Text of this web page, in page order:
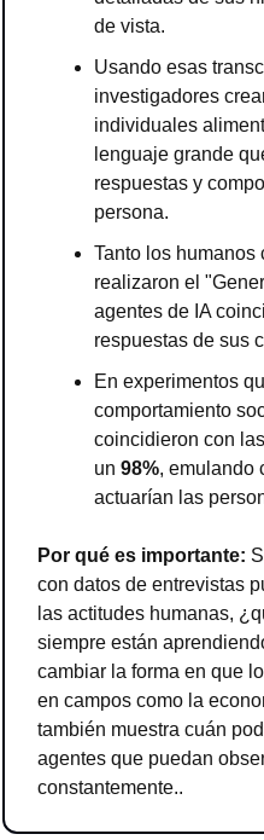
de vista.
Usando esas
investigadores
individuales
lenguaje grande
respuestas y
persona.
Tanto los humanos
realizaron el
agentes de IA
respuestas de sus
En experimentos
comportamiento
coincidieron con
un 98%, emulando
actuarían las
Por qué es importante:
con datos de entrevistas
las actitudes humanas,
siempre están
cambiar la forma en que
en campos como la
también muestra cuán
agentes que puedan
constantemente..